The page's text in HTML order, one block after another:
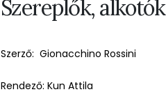
Szereplők, alkotók
Szerző: Gionacchino Rossini
Rendező: Kun Attila